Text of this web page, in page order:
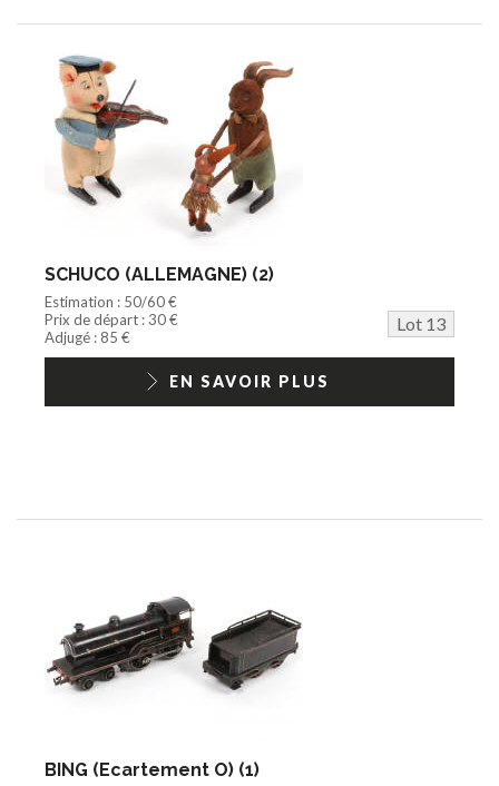
SCHUCO (ALLEMAGNE) (2)
Estimation : 50/60 €
Prix de départ : 30 €
Lot 13
Adjugé : 85 €
EN SAVOIR PLUS
BING (Ecartement O) (1)